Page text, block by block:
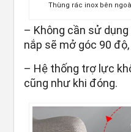
Thùng rác inox bên
– Không cần sử
nắp sẽ mở góc 90
– Hệ thống trợ lực
cũng như khi đóng.